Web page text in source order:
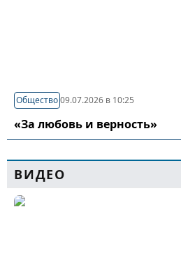
Общество09.07.2026 в 10:25
«За любовь и верность»
ВИДЕО